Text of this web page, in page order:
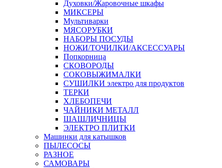
Духовки/Жаровочные шкафы
МИКСЕРЫ
Мультиварки
МЯСОРУБКИ
НАБОРЫ ПОСУДЫ
НОЖИ/ТОЧИЛКИ/АКСЕССУАРЫ
Попкорница
СКОВОРОДЫ
СОКОВЫЖИМАЛКИ
СУШИЛКИ электро для продуктов
ТЕРКИ
ХЛЕБОПЕЧИ
ЧАЙНИКИ МЕТАЛЛ
ШАШЛИЧНИЦЫ
ЭЛЕКТРО ПЛИТКИ
Машинки для катышков
ПЫЛЕСОСЫ
РАЗНОЕ
САМОВАРЫ